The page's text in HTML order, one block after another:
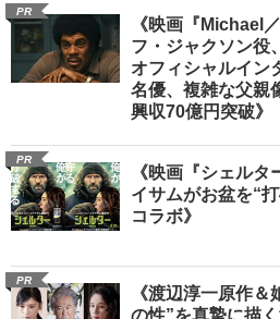
PR
《映画『Michael
フ・ジャクソン役
オフィシャルイン
名優、複雑な父親
興収70億円突破》
PR
《映画『シェル
イサムがお盆を“
コラボ》
PR
《渡辺淳一原作